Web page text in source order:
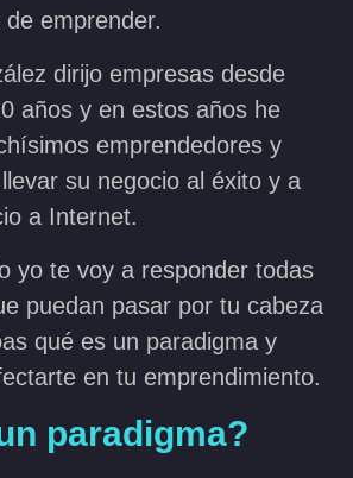
emprender.
dirijo empresas desde
años y en estos años he
emprendedores y
su negocio al éxito y a
a Internet.
yo te voy a responder todas
puedan pasar por tu cabeza
qué es un paradigma y
en tu emprendimiento.
paradigma?